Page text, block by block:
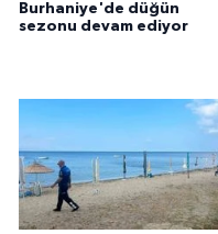
Burhaniye'de düğün
sezonu devam ediyor